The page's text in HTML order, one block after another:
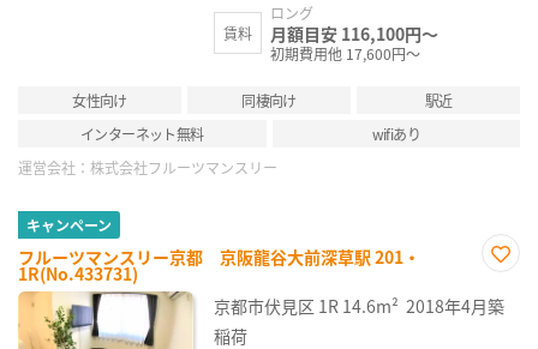
賃料
ロング
月額目安 116,100円～
初期費用他 17,600円～
女性向け 同棲向け
駅近
インターネット無料
wifiあり
運営会社： 株式会社フルーツマンスリー
キャンペーン
フルーツマンスリー京都 京阪龍谷大前深草駅 201・
1R(No.433731)
に入
り登
京都市伏見区 1R 14.6m² 2018年4月築
稲荷